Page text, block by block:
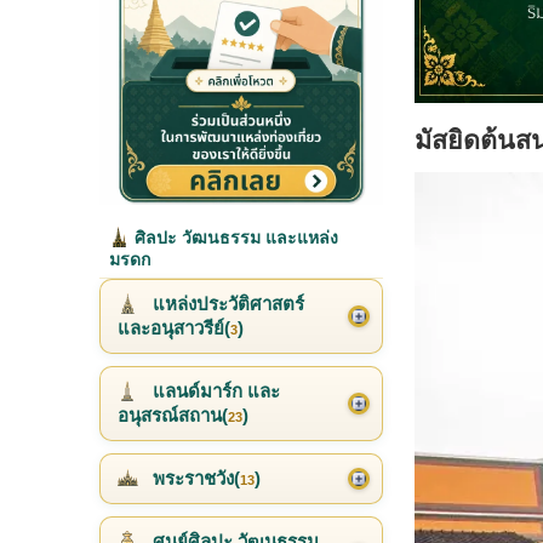
มัสยิดต้นส
ศิลปะ วัฒนธรรม และแหล่ง
มรดก
แหล่งประวัติศาสตร์
และอนุสาวรีย์(3)
แลนด์มาร์ก และ
อนุสรณ์สถาน(23)
พระราชวัง(13)